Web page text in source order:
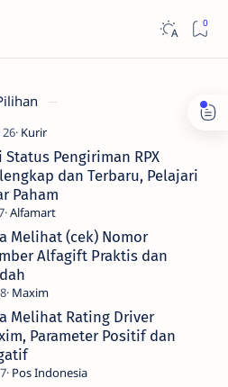
Status Pengiriman RPX
dan Terbaru, Pelajari
Paham
Melihat (cek) Nomor
Alfagift Praktis dan
Melihat Rating Driver
Parameter Positif dan